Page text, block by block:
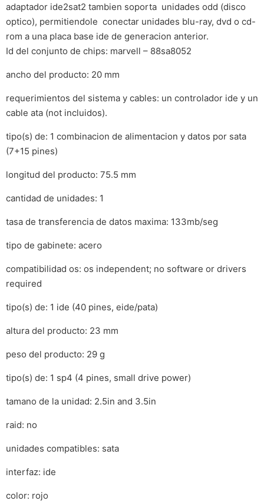
adaptador ide2sat2 tambien soporta unidades odd (disco
optico), permitiendole conectar unidades blu-ray, dvd o cd-
rom a una placa base ide de generacion anterior.
Id del conjunto de chips: marvell – 88sa8052
ancho del producto: 20 mm
requerimientos del sistema y cables: un controlador ide y un
cable ata (not incluidos).
tipo(s) de: 1 combinacion de alimentacion y datos por sata
(7+15 pines)
longitud del producto: 75.5 mm
cantidad de unidades: 1
tasa de transferencia de datos maxima: 133mb/seg
tipo de gabinete: acero
compatibilidad os: os independent; no software or drivers
required
tipo(s) de: 1 ide (40 pines, eide/pata)
altura del producto: 23 mm
peso del producto: 29 g
tipo(s) de: 1 sp4 (4 pines, small drive power)
tamano de la unidad: 2.5in and 3.5in
raid: no
unidades compatibles: sata
interfaz: ide
color: rojo